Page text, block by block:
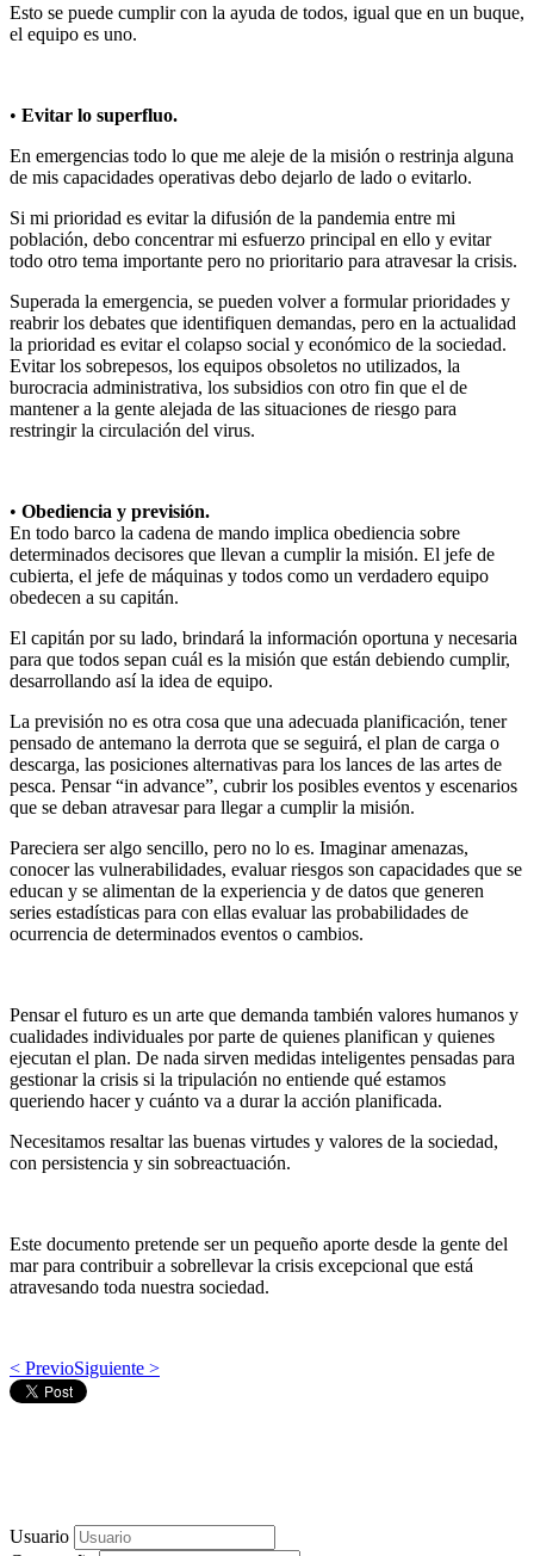
Esto se puede cumplir con la ayuda de todos, igual que en un buque,
el equipo es uno.
• Evitar lo superfluo.
En emergencias todo lo que me aleje de la misión o restrinja alguna
de mis capacidades operativas debo dejarlo de lado o evitarlo.
Si mi prioridad es evitar la difusión de la pandemia entre mi
población, debo concentrar mi esfuerzo principal en ello y evitar
todo otro tema importante pero no prioritario para atravesar la crisis.
Superada la emergencia, se pueden volver a formular prioridades y
reabrir los debates que identifiquen demandas, pero en la actualidad
la prioridad es evitar el colapso social y económico de la sociedad.
Evitar los sobrepesos, los equipos obsoletos no utilizados, la
burocracia administrativa, los subsidios con otro fin que el de
mantener a la gente alejada de las situaciones de riesgo para
restringir la circulación del virus.
• Obediencia y previsión.
En todo barco la cadena de mando implica obediencia sobre
determinados decisores que llevan a cumplir la misión. El jefe de
cubierta, el jefe de máquinas y todos como un verdadero equipo
obedecen a su capitán.
El capitán por su lado, brindará la información oportuna y necesaria
para que todos sepan cuál es la misión que están debiendo cumplir,
desarrollando así la idea de equipo.
La previsión no es otra cosa que una adecuada planificación, tener
pensado de antemano la derrota que se seguirá, el plan de carga o
descarga, las posiciones alternativas para los lances de las artes de
pesca. Pensar “in advance”, cubrir los posibles eventos y escenarios
que se deban atravesar para llegar a cumplir la misión.
Pareciera ser algo sencillo, pero no lo es. Imaginar amenazas,
conocer las vulnerabilidades, evaluar riesgos son capacidades que se
educan y se alimentan de la experiencia y de datos que generen
series estadísticas para con ellas evaluar las probabilidades de
ocurrencia de determinados eventos o cambios.
Pensar el futuro es un arte que demanda también valores humanos y
cualidades individuales por parte de quienes planifican y quienes
ejecutan el plan. De nada sirven medidas inteligentes pensadas para
gestionar la crisis si la tripulación no entiende qué estamos
queriendo hacer y cuánto va a durar la acción planificada.
Necesitamos resaltar las buenas virtudes y valores de la sociedad,
con persistencia y sin sobreactuación.
Este documento pretende ser un pequeño aporte desde la gente del
mar para contribuir a sobrellevar la crisis excepcional que está
atravesando toda nuestra sociedad.
< PrevioSiguiente >
Usuario